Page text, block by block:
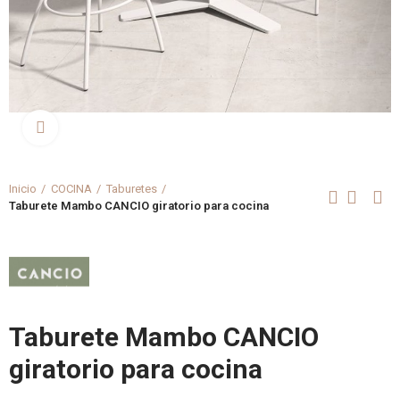
Inicio COCINA
Taburetes
Taburete Mambo CANCIO giratorio para cocina
Taburete Mambo CANCIO
giratorio para cocina